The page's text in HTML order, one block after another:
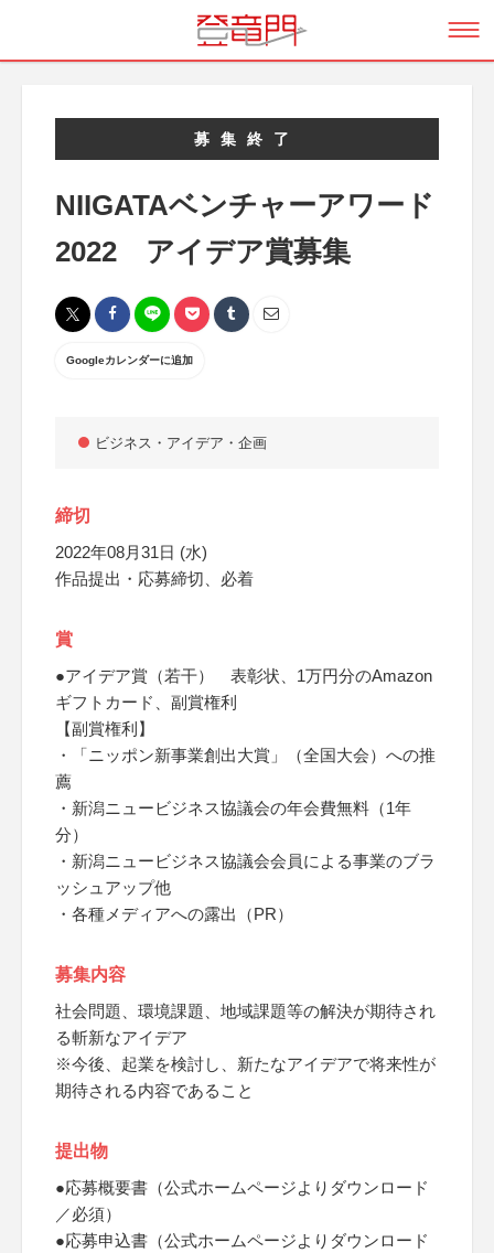
募集終了
NIIGATAベンチャーアワード
2022 アイデア賞募集
Googleカレンダーに追加
ビジネス・アイデア・企画
締切
2022年08月31日 (水)
作品提出・応募締切、必着
賞
●アイデア賞（若干） 表彰状、1万円分のAmazon
ギフトカード、副賞権利
【副賞権利】
・「ニッポン新事業創出大賞」（全国大会）への推
薦
・新潟ニュービジネス協議会の年会費無料（1年
分）
・新潟ニュービジネス協議会会員による事業のブラ
ッシュアップ他
・各種メディアへの露出（PR）
募集内容
社会問題、環境課題、地域課題等の解決が期待され
る斬新なアイデア
※今後、起業を検討し、新たなアイデアで将来性が
期待される内容であること
提出物
●応募概要書（公式ホームページよりダウンロード
／必須）
●応募申込書（公式ホームページよりダウンロード